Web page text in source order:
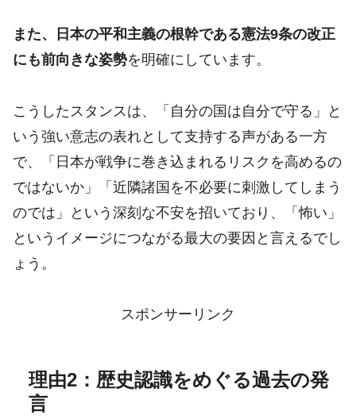
また、日本の平和主義の根幹である憲法9条の改正
にも前向きな姿勢を明確にしています。
こうしたスタンスは、「自分の国は自分で守る」と
いう強い意志の表れとして支持する声がある一方
で、「日本が戦争に巻き込まれるリスクを高めるの
ではないか」「近隣諸国を不必要に刺激してしまう
のでは」という深刻な不安を招いており、「怖い」
というイメージにつながる最大の要因と言えるでし
ょう。
スポンサーリンク
理由2：歴史認識をめぐる過去の発
言